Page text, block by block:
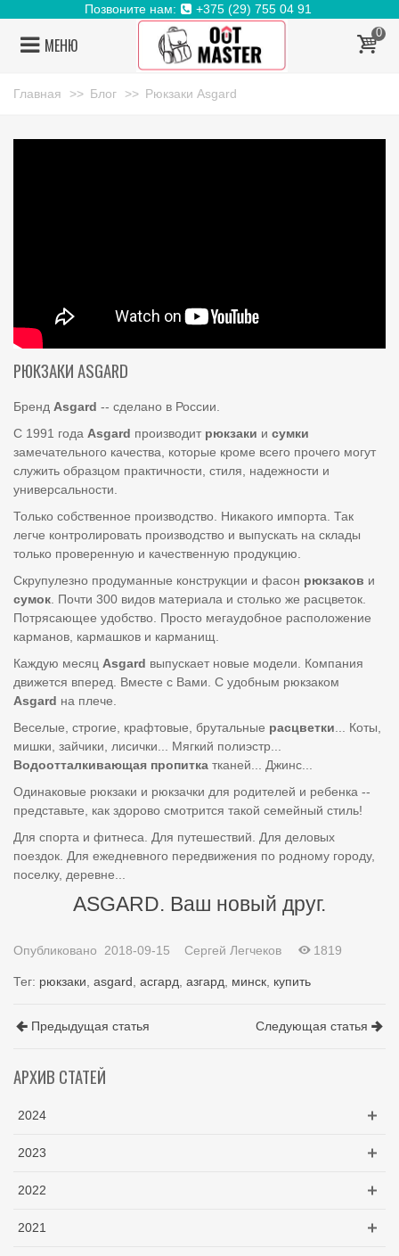
Позвоните нам: +375 (29) 755 04 91
МЕНЮ
0
Главная >> Блог >> Рюкзаки Asgard
РЮКЗАКИ ASGARD
Бренд Asgard -- сделано в России.
С 1991 года Asgard производит рюкзаки и сумки
замечательного качества, которые кроме всего прочего могут
служить образцом практичности, стиля, надежности и
универсальности.
Только собственное производство. Никакого импорта. Так
легче контролировать производство и выпускать на склады
только проверенную и качественную продукцию.
Скрупулезно продуманные конструкции и фасон рюкзаков и
сумок . Почти 300 видов материала и столько же расцветок.
Потрясающее удобство. Просто мегаудобное расположение
карманов, кармашков и карманищ.
Каждую месяц Asgard выпускает новые модели. Компания
движется вперед. Вместе с Вами. С удобным рюкзаком
Asgard на плече.
Веселые, строгие, крафтовые, брутальные расцветки ... Коты,
мишки, зайчики, лисички... Мягкий полиэстр...
Водоотталкивающая пропитка тканей... Джинс...
Одинаковые рюкзаки и рюкзачки для родителей и ребенка --
представьте, как здорово смотрится такой семейный стиль!
Для спорта и фитнеса. Для путешествий. Для деловых
поездок. Для ежедневного передвижения по родному городу,
поселку, деревне...
ASGARD. Ваш новый друг.
Опубликовано 2018-09-15 Сергей Легчеков 1819
Тег: рюкзаки asgard асгард азгард минск купить
Предыдущая статья Следующая статья
АРХИВ СТАТЕЙ
2024
2023
2022
2021